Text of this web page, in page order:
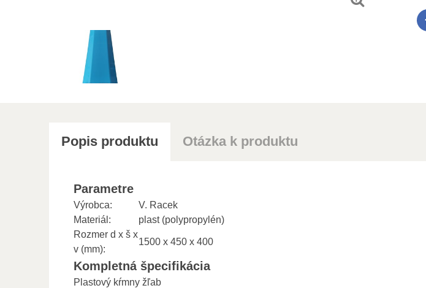
Popis produktu Otázka k produktu
Parametre
Výrobca:
V. Racek
Materiál:
plast (polypropylén)
Rozmer d x š x
v (mm):
1500 x 450 x 400
Kompletná špecifikácia
Plastový kŕmny žľab